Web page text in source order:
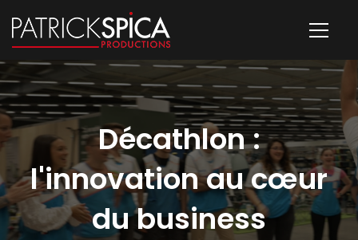
Décathlon :
l'innovation au cœur
du business